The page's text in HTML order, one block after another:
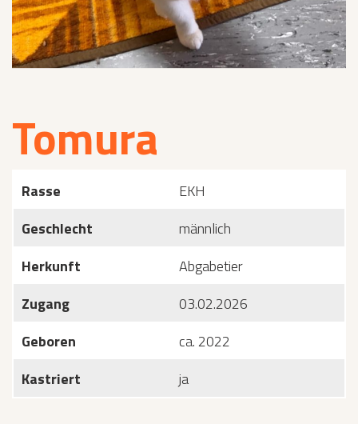
Tomura
Rasse
EKH
Geschlecht
männlich
Herkunft
Abgabetier
Zugang
03.02.2026
Geboren
ca. 2022
Kastriert
ja